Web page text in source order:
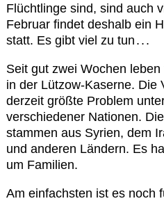
Spendenübersicht
Flüchtlinge sind, sind auch
Februar findet deshalb ein
statt. Es gibt viel zu tun . . .
Seit gut zwei Wochen
in der Lützow-Kaserne. Die
derzeit größte Problem
verschiedener Nationen.
stammen aus Syrien, dem
und anderen Ländern. Es
um Familien.
Am einfachsten ist es noch